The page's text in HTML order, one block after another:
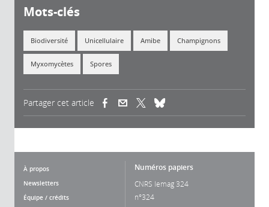
Mots-clés
Biodiversité Unicellulaire Amibe Champignons
Myxomycètes Spores
Partager cet article (link is external)(link is external)
À propos
Newsletters
Équipe / crédits
Numéros papiers
CNRS lemag 324
n°324